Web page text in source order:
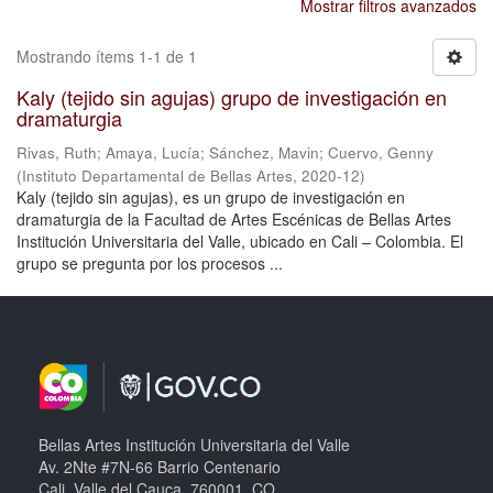
Mostrar filtros avanzados
Mostrando ítems 1-1 de 1
Kaly (tejido sin agujas) grupo de investigación en
dramaturgia
Rivas, Ruth; Amaya, Lucía; Sánchez, Mavin; Cuervo, Genny
(Instituto Departamental de Bellas Artes, 2020-12)
Kaly (tejido sin agujas), es un grupo de investigación en
dramaturgia de la Facultad de Artes Escénicas de Bellas Artes
Institución Universitaria del Valle, ubicado en Cali – Colombia. El
grupo se pregunta por los procesos ...
Bellas Artes Institución Universitaria del Valle
Av. 2Nte #7N-66 Barrio Centenario
Cali, Valle del Cauca, 760001, CO